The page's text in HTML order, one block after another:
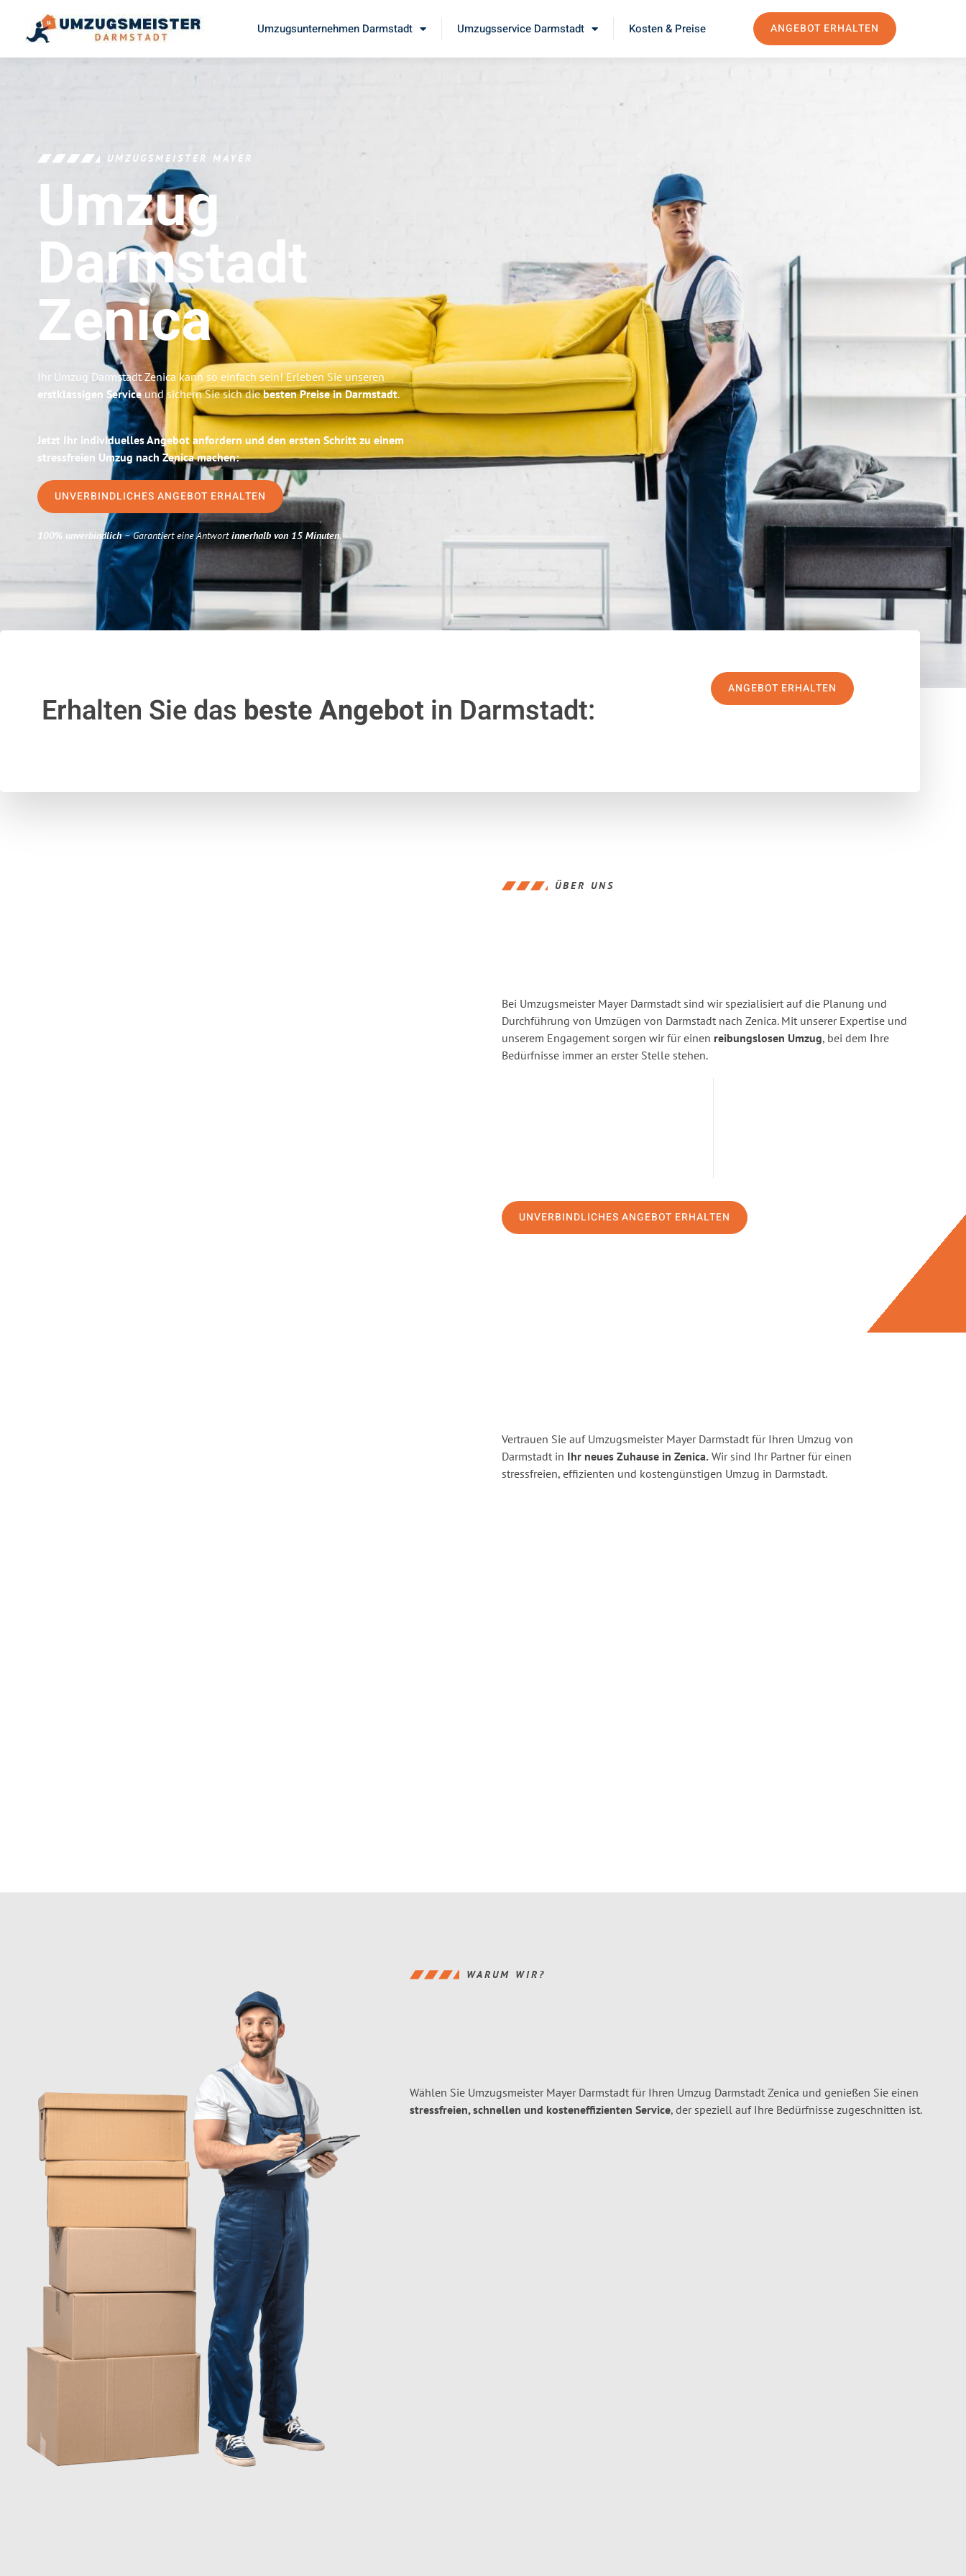
Umzugsunternehmen Darmstadt Umzugsservice Darmstadt Kosten & Preise ANGEBOT ERHALTEN
UMZUGSMEISTER MAYER
Umzug
Darmstadt
Zenica
Ihr Umzug Darmstadt Zenica kann so einfach sein! Erleben Sie unseren
erstklassigen Serviceund sichern Sie sich diebesten Preise in Darmstadt.
Jetzt Ihr individuelles Angebot anfordern und den ersten Schritt zu einem
stressfreien Umzug nach Zenica machen:
UNVERBINDLICHES ANGEBOT ERHALTEN
100% unverbindlich– Garantiert eine Antwortinnerhalb von 15 Minuten.
Erhalten Sie das beste Angebotin Darmstadt:
ANGEBOT ERHALTEN
ÜBER UNS
Bei Umzugsmeister Mayer Darmstadt sind wir spezialisiert auf die Planung und
Durchführung von Umzügen von Darmstadt nach Zenica. Mit unserer Expertise und
unserem Engagement sorgen wir für einen reibungslosen Umzug, bei dem Ihre
Bedürfnisse immer an erster Stelle stehen.
UNVERBINDLICHES ANGEBOT ERHALTEN
Vertrauen Sie auf Umzugsmeister Mayer Darmstadt für Ihren Umzug von
Darmstadt in Ihr neues Zuhause in Zenica. Wir sind Ihr Partner für einen
stressfreien, effizienten und kostengünstigen Umzug in Darmstadt.
WARUM WIR?
Wählen Sie Umzugsmeister Mayer Darmstadt für Ihren Umzug Darmstadt Zenica und genießen Sie einen
stressfreien, schnellen und kosteneffizienten Service, der speziell auf Ihre Bedürfnisse zugeschnitten ist.